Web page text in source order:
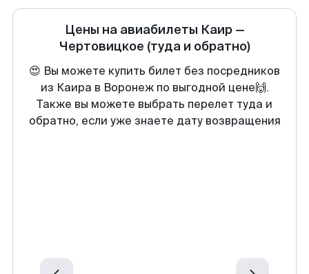
Цены на авиабилеты Каир—
Чертовицкое (туда и обратно)
😍 Вы можете купить билет без посредников
из Каира в Воронеж по выгодной цене🙌.
Также вы можете выбрать перелет туда и
обратно, если уже знаете дату возвращения